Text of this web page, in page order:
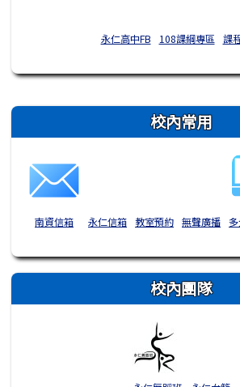
永仁高中FB 108課綱專區 課
右邊區域內容 校內常用
南資信箱 永仁信箱 教室預約 無聲廣播
校內團隊